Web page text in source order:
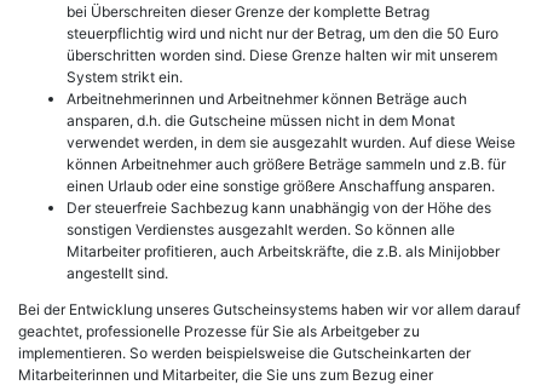
bei Überschreiten dieser Grenze der komplette Betrag
steuerpflichtig wird und nicht nur der Betrag, um den die 50 Euro
überschritten worden sind. Diese Grenze halten wir mit unserem
System strikt ein.
Arbeitnehmerinnen und Arbeitnehmer können Beträge auch
ansparen, d.h. die Gutscheine müssen nicht in dem Monat
verwendet werden, in dem sie ausgezahlt wurden. Auf diese Weise
können Arbeitnehmer auch größere Beträge sammeln und z.B. für
einen Urlaub oder eine sonstige größere Anschaffung ansparen.
Der steuerfreie Sachbezug kann unabhängig von der Höhe des
sonstigen Verdienstes ausgezahlt werden. So können alle
Mitarbeiter profitieren, auch Arbeitskräfte, die z.B. als Minijobber
angestellt sind.
Bei der Entwicklung unseres Gutscheinsystems haben wir vor allem darauf
geachtet, professionelle Prozesse für Sie als Arbeitgeber zu
implementieren. So werden beispielsweise die Gutscheinkarten der
Mitarbeiterinnen und Mitarbeiter, die Sie uns zum Bezug einer